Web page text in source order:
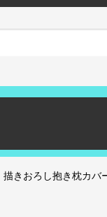
きおろし抱き枕カバ